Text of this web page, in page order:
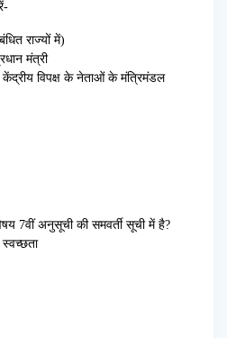
राज्यों में)
मंत्री
विपक्ष के नेताओं के मंत्रिमंडल
7वीं अनुसूची की समवर्ती सूची में है?